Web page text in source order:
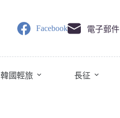
Facebook 電子郵件
韓國輕旅 長征